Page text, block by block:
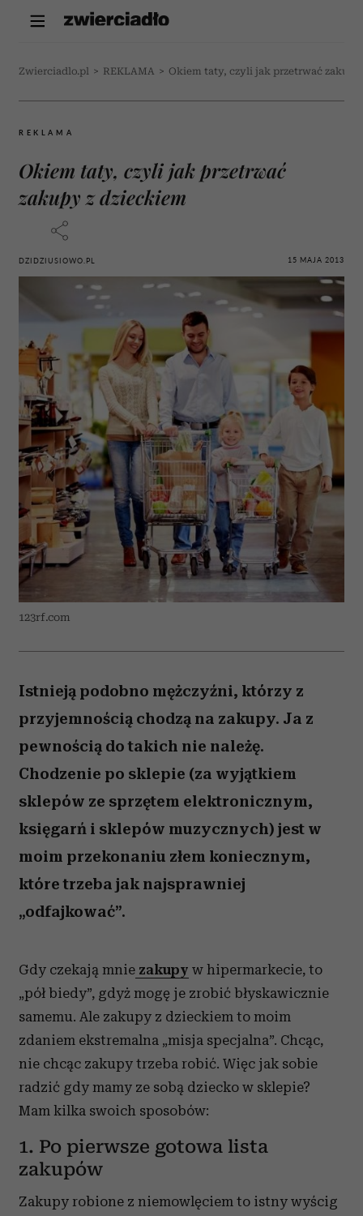
Zwierciadlo.pl > REKLAMA > Okiem taty, czyli jak przetrwać
REKLAMA
Okiem taty, czyli jak przetrwać
zakupy z dzieckiem
DZIDZIUSIOWO.PL 15 MAJA 2013
123rf.com
Istnieją podobno mężczyźni, którzy z
przyjemnością chodzą na zakupy. Ja z
pewnością do takich nie należę.
Chodzenie po sklepie (za wyjątkiem
sklepów ze sprzętem elektronicznym,
księgarń i sklepów muzycznych) jest w
moim przekonaniu złem koniecznym,
które trzeba jak najsprawniej
„odfajkować”.
Gdy czekają mnie zakupy w hipermarkecie, to
„pół biedy”, gdyż mogę je zrobić błyskawicznie
samemu. Ale zakupy z dzieckiem to moim
zdaniem ekstremalna „misja specjalna”. Chcąc,
nie chcąc zakupy trzeba robić. Więc jak sobie
radzić gdy mamy ze sobą dziecko w sklepie?
Mam kilka swoich sposobów:
1. Po pierwsze gotowa lista
zakupów
Zakupy robione z niemowlęciem to istny wyścig